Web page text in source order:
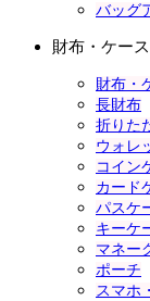
バッグ
財布・ケー
財布・
長財布
折りた
ウォレ
コイン
カード
パスケ
キーケ
マネー
ポーチ
スマホ